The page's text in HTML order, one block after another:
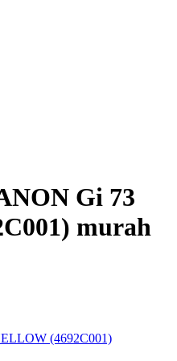
Gi 73
murah